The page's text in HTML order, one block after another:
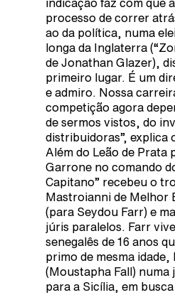
indicação faz com que
processo de correr
ao da política, numa
longa da Inglaterra
de Jonathan Glazer),
primeiro lugar. É um
e admiro. Nossa
competição agora
de sermos vistos, do
distribuidoras”, explica
Além do Leão de Prata
Garrone no comando
Capitano” recebeu o
Mastroianni de Melhor
(para Seydou Farr) e
júris paralelos. Farr
senegalês de 16 anos
primo de mesma idade,
(Moustapha Fall) numa
para a Sicília, em